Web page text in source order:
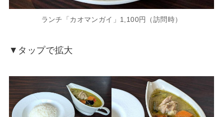
ランチ「カオマンガイ」1,100円（訪問時）
▼タップで拡大